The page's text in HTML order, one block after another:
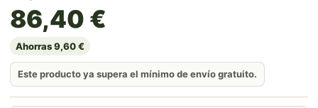
86,40 €
Ahorras 9,60 €
Este producto ya supera el mínimo de envío gratuito.